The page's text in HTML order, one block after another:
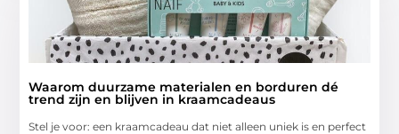
Waarom duurzame materialen en borduren dé
trend zijn en blijven in kraamcadeaus
Stel je voor: een kraamcadeau dat niet alleen uniek is en perfect